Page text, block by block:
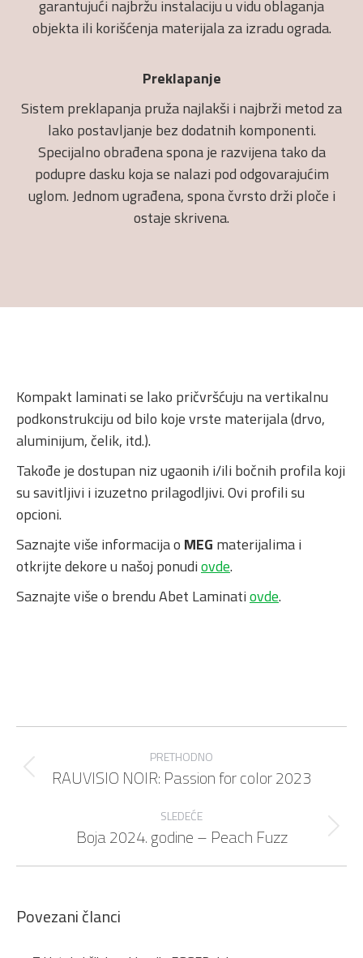
garantujući najbržu instalaciju u vidu oblaganja
objekta ili korišćenja materijala za izradu ograda.
Preklapanje
Sistem preklapanja pruža najlakši i najbrži metod za
lako postavljanje bez dodatnih komponenti.
Specijalno obrađena spona je razvijena tako da
podupre dasku koja se nalazi pod odgovarajućim
uglom. Jednom ugrađena, spona čvrsto drži ploče i
ostaje skrivena.
Kompakt laminati se lako pričvršćuju na vertikalnu
podkonstrukciju od bilo koje vrste materijala (drvo,
aluminijum, čelik, itd.).
Takođe je dostupan niz ugaonih i/ili bočnih profila koji
su savitljivi i izuzetno prilagodljivi. Ovi profili su
opcioni.
Saznajte više informacija o MEG materijalima i
otkrijte dekore u našoj ponudiovde.
Saznajte više o brendu Abet Laminatiovde.
Post
navigation PRETHODNO
Previous
RAUVISIO NOIR: Passion for color 2023
SLEDEĆE
Next
Boja 2024. godine – Peach Fuzz
Povezani članci